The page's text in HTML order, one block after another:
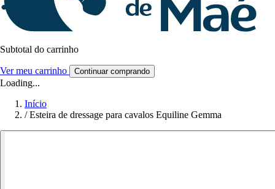
Subtotal do carrinho
Ver meu carrinho Continuar comprando
Loading...
Início
/ Esteira de dressage para cavalos Equiline Gemma